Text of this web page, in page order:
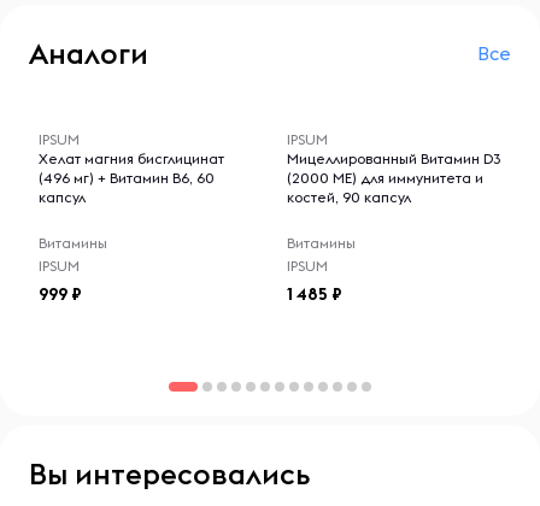
Аналоги Все
IPSUM
Хелат магния бисглицинат
(496 мг) + Витамин B6, 60
капсул
Витамины
IPSUM
999
IPSUM
Мицеллированный Витамин D3
(2000 МЕ) для иммунитета и
костей, 90 капсул
Витамины
IPSUM
1 485
Вы интересовались